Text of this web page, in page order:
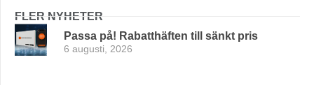
FLER NYHETER
Passa på! Rabatthäften till sänkt pris
6 augusti, 2026